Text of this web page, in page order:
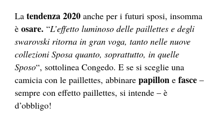
La tendenza 2020 anche per i futuri sposi, insomma
è osare. “L’effetto luminoso delle paillettes e degli
swarovski ritorna in gran voga, tanto nelle nuove
collezioni Sposa quanto, soprattutto, in quelle
Sposo“, sottolinea Congedo. E se si sceglie una
camicia con le paillettes, abbinare papillon e fasce –
sempre con effetto paillettes, si intende – è
d’obbligo!